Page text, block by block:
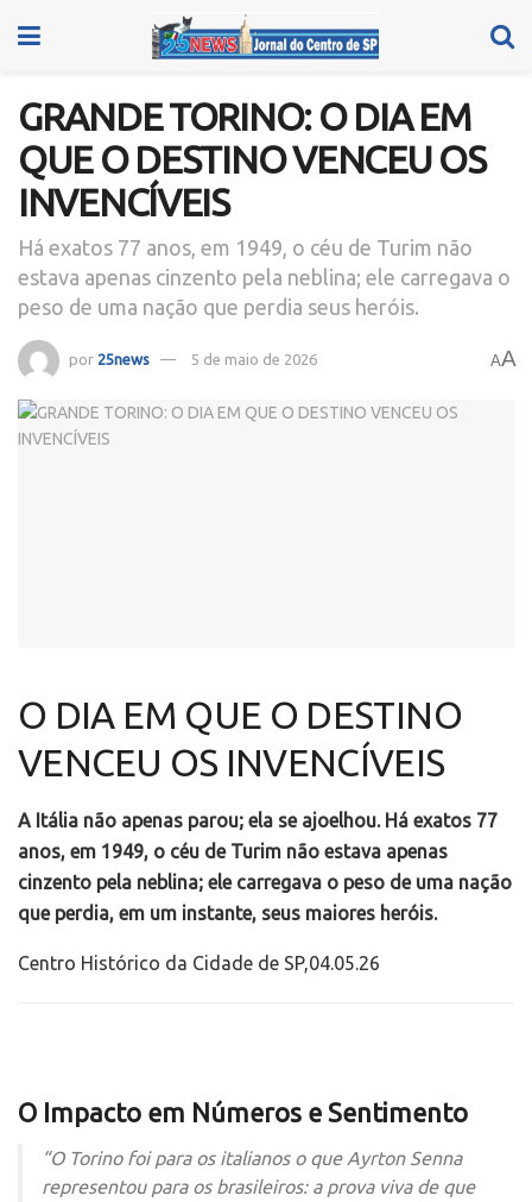
GRANDE TORINO: O DIA EM
QUE O DESTINO VENCEU OS
INVENCÍVEIS
Há exatos 77 anos, em 1949, o céu de Turim não
estava apenas cinzento pela neblina; ele carregava o
peso de uma nação que perdia seus heróis.
por 25news 5 de maio de 2026 AA
O DIA EM QUE O DESTINO
VENCEU OS INVENCÍVEIS
A Itália não apenas parou; ela se ajoelhou. Há exatos 77
anos, em 1949, o céu de Turim não estava apenas
cinzento pela neblina; ele carregava o peso de uma nação
que perdia, em um instante, seus maiores heróis.
Centro Histórico da Cidade de SP,04.05.26
O Impacto em Números e Sentimento
“O Torino foi para os italianos o que Ayrton Senna
representou para os brasileiros: a prova viva de que